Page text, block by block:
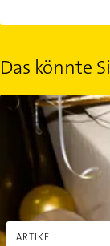
Das könnte
ARTIKEL
Was hilft gegen